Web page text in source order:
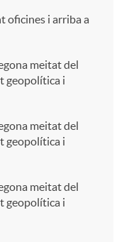
oficines i arriba a
meitat del
geopolítica i
meitat del
geopolítica i
meitat del
geopolítica i